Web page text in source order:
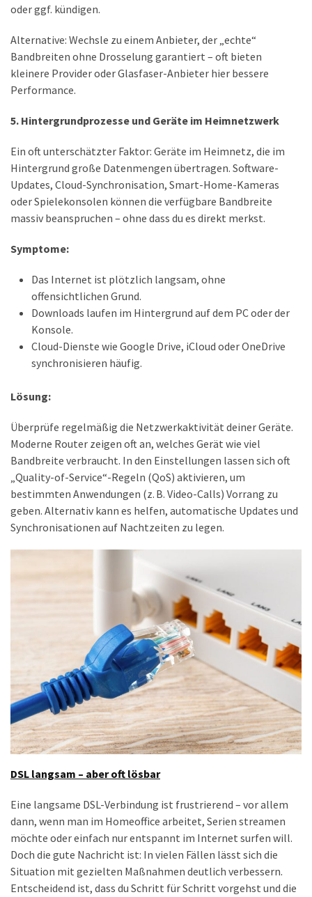
oder ggf. kündigen.
Alternative: Wechsle zu einem Anbieter, der „echte“
Bandbreiten ohne Drosselung garantiert – oft bieten
kleinere Provider oder Glasfaser-Anbieter hier bessere
Performance.
5. Hintergrundprozesse und Geräte im Heimnetzwerk
Ein oft unterschätzter Faktor: Geräte im Heimnetz, die im
Hintergrund große Datenmengen übertragen. Software-
Updates, Cloud-Synchronisation, Smart-Home-Kameras
oder Spielekonsolen können die verfügbare Bandbreite
massiv beanspruchen – ohne dass du es direkt merkst.
Symptome:
Das Internet ist plötzlich langsam, ohne
offensichtlichen Grund.
Downloads laufen im Hintergrund auf dem PC oder der
Konsole.
Cloud-Dienste wie Google Drive, iCloud oder OneDrive
synchronisieren häufig.
Lösung:
Überprüfe regelmäßig die Netzwerkaktivität deiner Geräte.
Moderne Router zeigen oft an, welches Gerät wie viel
Bandbreite verbraucht. In den Einstellungen lassen sich oft
„Quality-of-Service“-Regeln (QoS) aktivieren, um
bestimmten Anwendungen (z. B. Video-Calls) Vorrang zu
geben. Alternativ kann es helfen, automatische Updates und
Synchronisationen auf Nachtzeiten zu legen.
DSL langsam – aber oft lösbar
Eine langsame DSL-Verbindung ist frustrierend – vor allem
dann, wenn man im Homeoffice arbeitet, Serien streamen
möchte oder einfach nur entspannt im Internet surfen will.
Doch die gute Nachricht ist: In vielen Fällen lässt sich die
Situation mit gezielten Maßnahmen deutlich verbessern.
Entscheidend ist, dass du Schritt für Schritt vorgehst und die